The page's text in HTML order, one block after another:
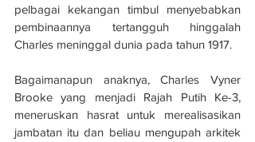
pelbagai kekangan timbul menyebabkan
pembinaannya tertangguh hinggalah
Charles meninggal dunia pada tahun 1917.
Bagaimanapun anaknya, Charles Vyner
Brooke yang menjadi Rajah Putih Ke-3,
meneruskan hasrat untuk merealisasikan
jambatan itu dan beliau mengupah arkitek